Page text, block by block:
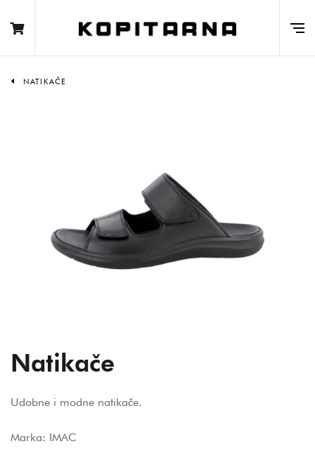
NATIKAČE
Natikače
Udobne i modne natikače.
Marka: IMAC